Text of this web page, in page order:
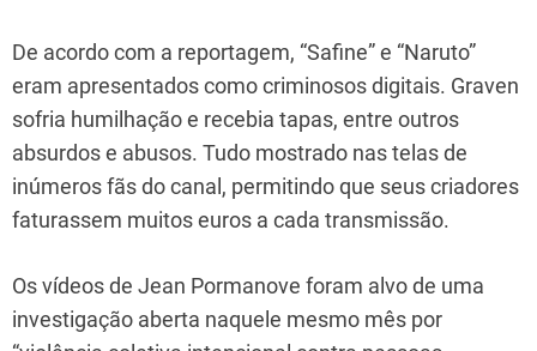
De acordo com a reportagem, “Safine” e “Naruto”
eram apresentados como criminosos digitais. Graven
sofria humilhação e recebia tapas, entre outros
absurdos e abusos. Tudo mostrado nas telas de
inúmeros fãs do canal, permitindo que seus criadores
faturassem muitos euros a cada transmissão.
Os vídeos de Jean Pormanove foram alvo de uma
investigação aberta naquele mesmo mês por